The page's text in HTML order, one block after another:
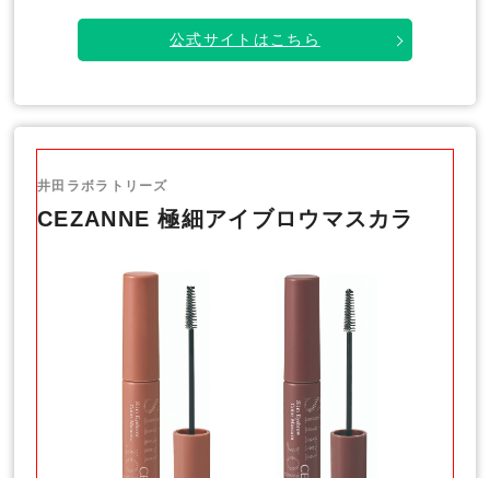
公式サイトはこちら
井田ラボラトリーズ
CEZANNE 極細アイブロウマスカラ